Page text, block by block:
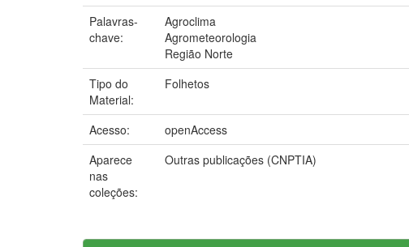
Palavras-
chave:
Agroclima
Agrometeorologia
Região Norte
Tipo do
Material:
Folhetos
Acesso:
openAccess
Aparece
nas
coleções:
Outras publicações (CNPTIA)